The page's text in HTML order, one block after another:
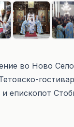
во Ново
епископот